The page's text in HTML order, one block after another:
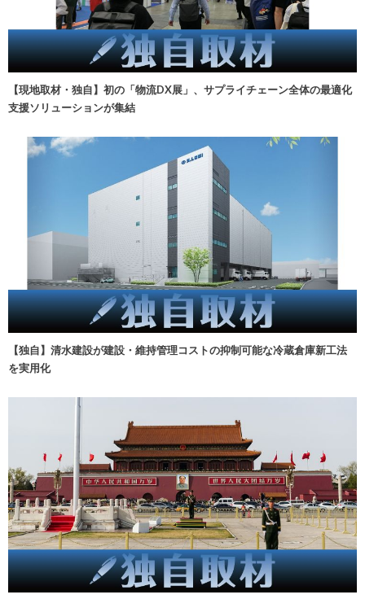
【現地取材・独自】初の「物流DX展」、サプライチェーン全体の最適化
支援ソリューションが集結
【独自】清水建設が建設・維持管理コストの抑制可能な冷蔵倉庫新工法
を実用化